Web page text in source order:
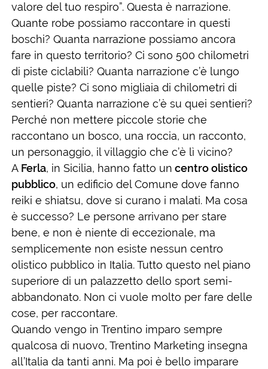
valore del tuo respiro”. Questa è narrazione.
Quante robe possiamo raccontare in questi
boschi? Quanta narrazione possiamo ancora
fare in questo territorio? Ci sono 500 chilometri
di piste ciclabili? Quanta narrazione c’è lungo
quelle piste? Ci sono migliaia di chilometri di
sentieri? Quanta narrazione c’è su quei sentieri?
Perché non mettere piccole storie che
raccontano un bosco, una roccia, un racconto,
un personaggio, il villaggio che c’è lì vicino?
A Ferla, in Sicilia, hanno fatto un centro olistico
pubblico, un edificio del Comune dove fanno
reiki e shiatsu, dove si curano i malati. Ma cosa
è successo? Le persone arrivano per stare
bene, e non è niente di eccezionale, ma
semplicemente non esiste nessun centro
olistico pubblico in Italia. Tutto questo nel piano
superiore di un palazzetto dello sport semi-
abbandonato. Non ci vuole molto per fare delle
cose, per raccontare.
Quando vengo in Trentino imparo sempre
qualcosa di nuovo, Trentino Marketing insegna
all’Italia da tanti anni. Ma poi è bello imparare